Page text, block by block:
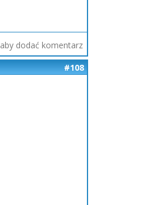
aby dodać komentarz
#108